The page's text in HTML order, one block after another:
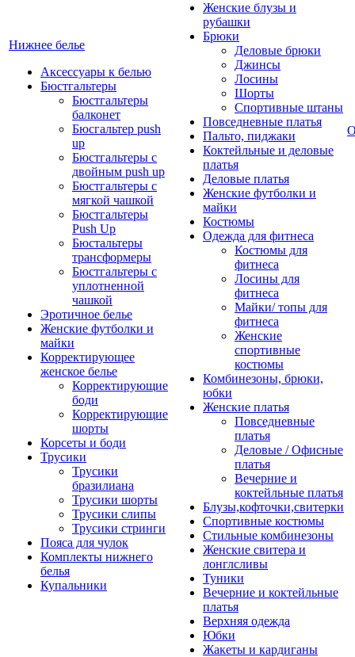
Нижнее белье
Аксессуары к белью
Бюстгальтеры
Бюстгальтеры
балконет
Бюсгальтер push
up
Бюстгальтеры с
двойным push up
Бюстгальтеры с
мягкой чашкой
Бюстгальтеры
Push Up
Бюстальтеры
трансформеры
Бюстгальтеры с
уплотненной
чашкой
Эротичное белье
Женские футболки и
майки
Корректирующее
женское белье
Корректирующие
боди
Корректирующие
шорты
Корсеты и боди
Трусики
Трусики
бразилиана
Трусики шорты
Трусики слипы
Трусики стринги
Пояса для чулок
Комплекты нижнего
белья
Купальники
Женские блузы и
рубашки
Брюки
Деловые брюки
Джинсы
Лосины
Шорты
Спортивные штаны
Повседневные платья
Пальто, пиджаки
Коктейльные и деловые
платья
Деловые платья
Женские футболки и
майки
Костюмы
Одежда для фитнеса
Костюмы для
фитнеса
Лосины для
фитнеса
Майки/ топы для
фитнеса
Женские
спортивные
костюмы
Комбинезоны, брюки,
юбки
Женские платья
Повседневные
платья
Деловые / Офисные
платья
Вечерние и
коктейльные платья
Блузы,кофточки,свитерки
Спортивные костюмы
Стильные комбинезоны
Женские свитера и
лонглсливы
Туники
Вечерние и коктейльные
платья
Верхняя одежда
Юбки
Жакеты и кардиганы